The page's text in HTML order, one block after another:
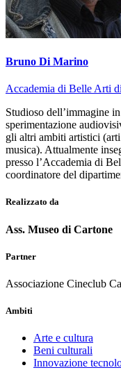
Bruno Di Marino
Accademia di Belle Arti
Studioso dell’immagine
sperimentazione
gli altri ambiti artistici
musica). Attualmente
presso l’Accademia di
coordinatore del
Realizzato da
Ass. Museo di Cartone
Partner
Associazione Cineclub
Ambiti
Arte e cultura
Beni culturali
Innovazione